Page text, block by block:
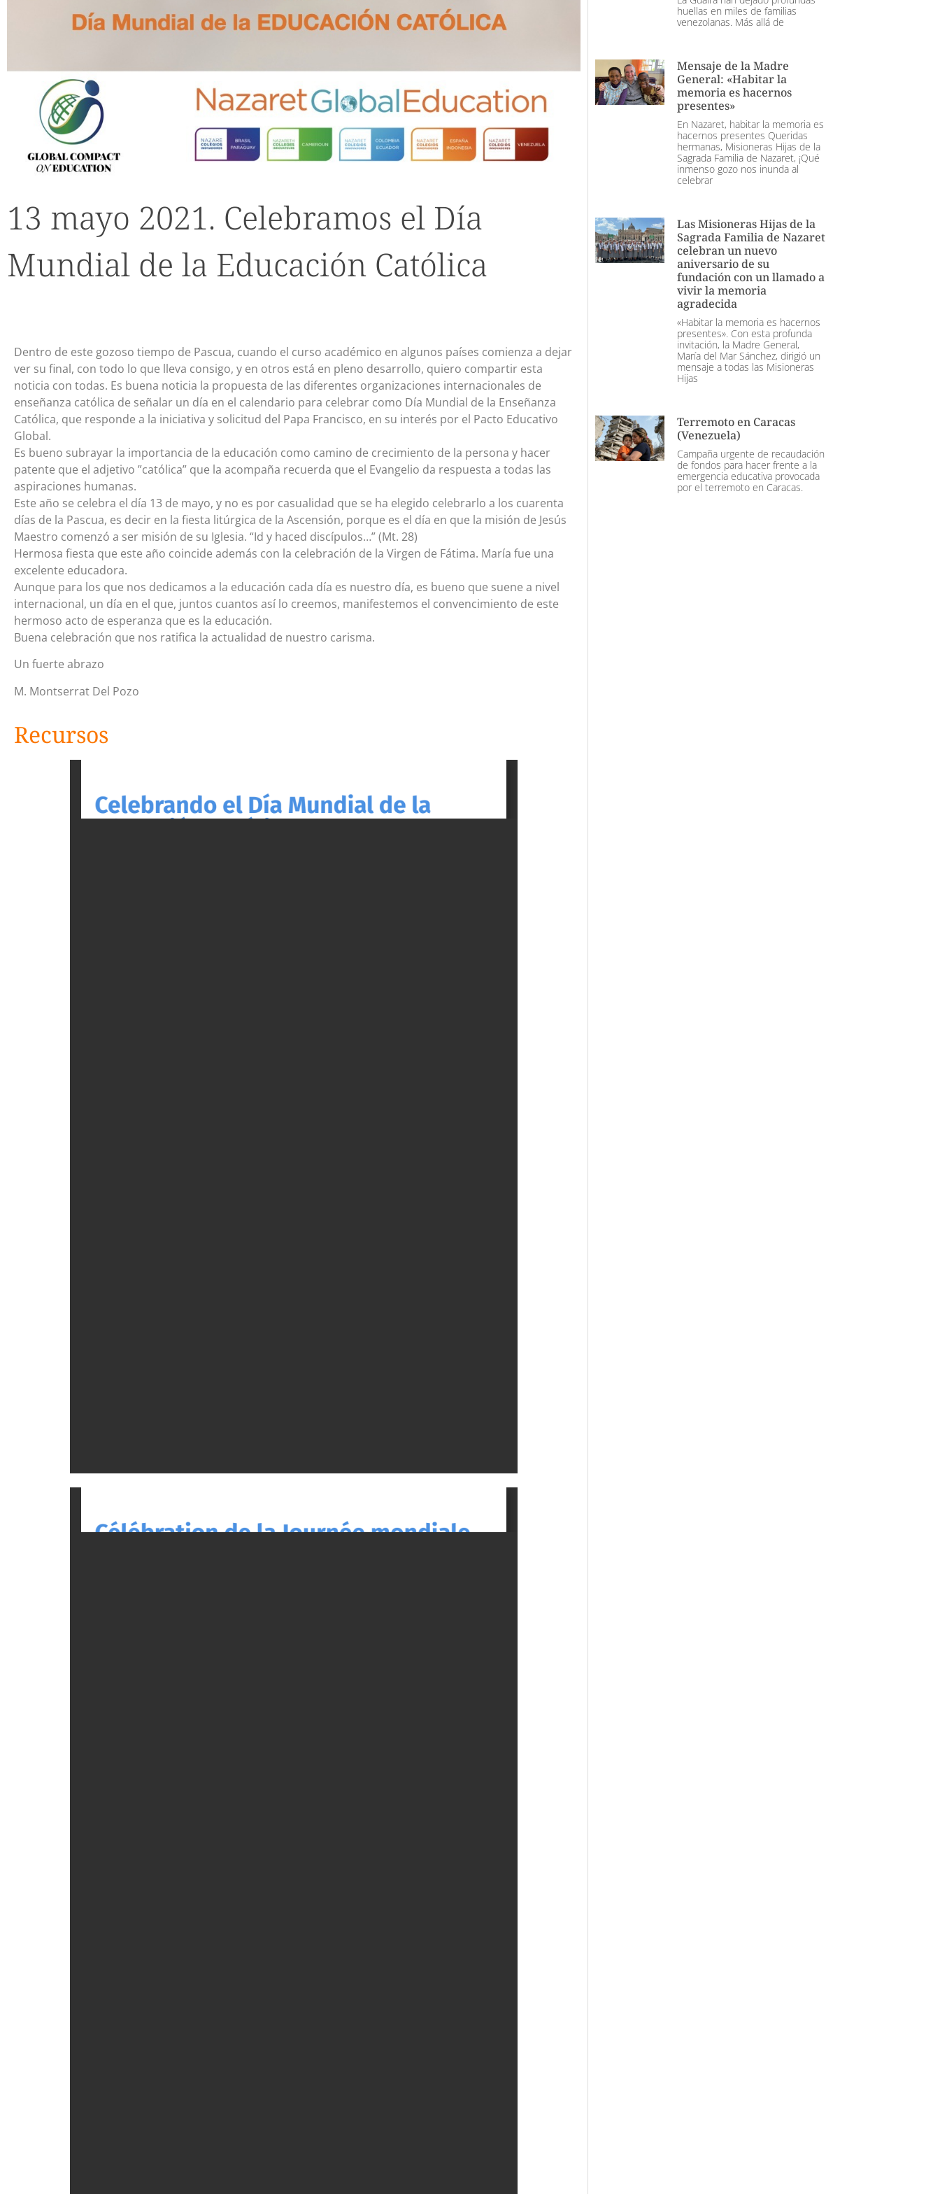
13 mayo 2021. Celebramos el Día
Mundial de la Educación Católica
Dentro de este gozoso tiempo de Pascua, cuando el curso académico en algunos países comienza a dejar
ver su final, con todo lo que lleva consigo, y en otros está en pleno desarrollo, quiero compartir esta
noticia con todas. Es buena noticia la propuesta de las diferentes organizaciones internacionales de
enseñanza católica de señalar un día en el calendario para celebrar como Día Mundial de la Enseñanza
Católica, que responde a la iniciativa y solicitud del Papa Francisco, en su interés por el Pacto Educativo
Global.
Es bueno subrayar la importancia de la educación como camino de crecimiento de la persona y hacer
patente que el adjetivo ”católica” que la acompaña recuerda que el Evangelio da respuesta a todas las
aspiraciones humanas.
Este año se celebra el día 13 de mayo, y no es por casualidad que se ha elegido celebrarlo a los cuarenta
días de la Pascua, es decir en la fiesta litúrgica de la Ascensión, porque es el día en que la misión de Jesús
Maestro comenzó a ser misión de su Iglesia. “Id y haced discípulos…” (Mt. 28)
Hermosa fiesta que este año coincide además con la celebración de la Virgen de Fátima. María fue una
excelente educadora.
Aunque para los que nos dedicamos a la educación cada día es nuestro día, es bueno que suene a nivel
internacional, un día en el que, juntos cuantos así lo creemos, manifestemos el convencimiento de este
hermoso acto de esperanza que es la educación.
Buena celebración que nos ratifica la actualidad de nuestro carisma.
Un fuerte abrazo
M. Montserrat Del Pozo
Recursos
huellas en miles de familias
venezolanas. Más allá de
Mensaje de la Madre
General: «Habitar la
memoria es hacernos
presentes»
En Nazaret, habitar la memoria es
hacernos presentes Queridas
hermanas, Misioneras Hijas de la
Sagrada Familia de Nazaret, ¡Qué
inmenso gozo nos inunda al
celebrar
Las Misioneras Hijas de la
Sagrada Familia de Nazaret
celebran un nuevo
aniversario de su
fundación con un llamado a
vivir la memoria
agradecida
«Habitar la memoria es hacernos
presentes». Con esta profunda
invitación, la Madre General,
María del Mar Sánchez, dirigió un
mensaje a todas las Misioneras
Hijas
Terremoto en Caracas
(Venezuela)
Campaña urgente de recaudación
de fondos para hacer frente a la
emergencia educativa provocada
por el terremoto en Caracas.